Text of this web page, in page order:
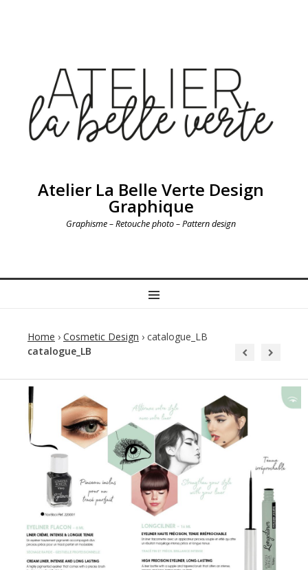
Atelier La Belle Verte Design
Graphique
Graphisme – Retouche photo – Pattern design
MENU
Home › Cosmetic Design › catalogue_LB
catalogue_LB